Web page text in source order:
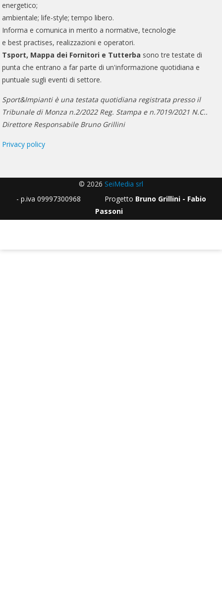
energetico;
ambientale; life-style; tempo libero.
Informa e comunica in merito a normative, tecnologie
e best practises, realizzazioni e operatori.
Tsport, Mappa dei Fornitori e Tutterba sono tre testate di
punta che entrano a far parte di un'informazione quotidiana e
puntuale sugli eventi di settore.
Sport&Impianti è una testata quotidiana registrata presso il
Tribunale di Monza n.2/2022 Reg. Stampa e n.7019/2021 N.C..
Direttore Responsabile Bruno Grillini
Privacy policy
© 2026 SeiMedia srl
- p.iva 09997300968 Progetto Bruno Grillini - Fabio
Passoni